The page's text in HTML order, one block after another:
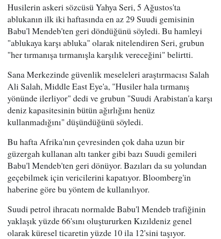
Husilerin askeri sözcüsü Yahya Seri, 5 Ağustos'ta
ablukanın ilk iki haftasında en az 29 Suudi gemisinin
Babu'l Mendeb'ten geri döndüğünü söyledi. Bu hamleyi
"ablukaya karşı abluka" olarak nitelendiren Seri, grubun
"her tırmanışa tırmanışla karşılık vereceğini" belirtti.
Sana Merkezinde güvenlik meseleleri araştırmacısı Salah
Ali Salah, Middle East Eye'a, "Husiler hala tırmanış
yönünde ilerliyor" dedi ve grubun "Suudi Arabistan'a karşı
deniz kapasitesinin bütün ağırlığını henüz
kullanmadığını" düşündüğünü söyledi.
Bu hafta Afrika'nın çevresinden çok daha uzun bir
güzergah kullanan altı tanker gibi bazı Suudi gemileri
Babu'l Mendeb'ten geri dönüyor. Bazıları da su yolundan
geçebilmek için vericilerini kapatıyor. Bloomberg'in
haberine göre bu yöntem de kullanılıyor.
Suudi petrol ihracatı normalde Babu'l Mendeb trafiğinin
yaklaşık yüzde 66'sını oluştururken Kızıldeniz genel
olarak küresel ticaretin yüzde 10 ila 12'sini taşıyor.